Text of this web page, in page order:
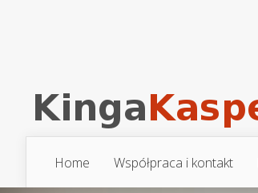
Home Współpraca i kontakt